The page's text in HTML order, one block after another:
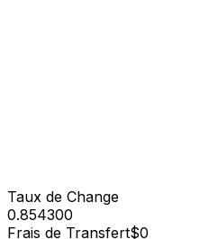
Taux de Change
0.854300
Frais de Transfert$0